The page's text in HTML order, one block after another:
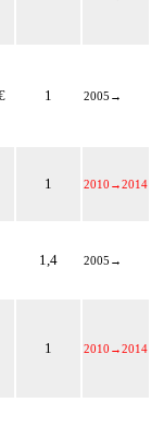
1 2005 →
1 2010 →2014
1,4 2005 →
1 2010 →2014